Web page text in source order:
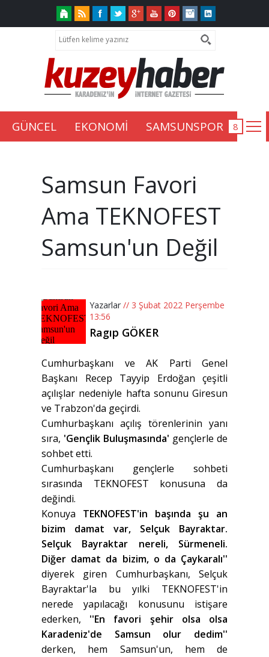
GÜNCEL EKONOMİ SAMSUNSPOR
Samsun Favori
Ama TEKNOFEST
Samsun'un Değil
Yazarlar // 3 Şubat 2022 Perşembe
13:56
Ragıp GÖKER
Cumhurbaşkanı ve AK Parti Genel
Başkanı Recep Tayyip Erdoğan çeşitli
açılışlar nedeniyle hafta sonunu Giresun
ve Trabzon'da geçirdi.
Cumhurbaşkanı açılış törenlerinin yanı
sıra, 'Gençlik Buluşmasında' gençlerle de
sohbet etti.
Cumhurbaşkanı gençlerle sohbeti
sırasında TEKNOFEST konusuna da
değindi.
Konuya TEKNOFEST'in başında şu an
bizim damat var, Selçuk Bayraktar.
Selçuk Bayraktar nereli, Sürmeneli.
Diğer damat da bizim, o da Çaykaralı''
diyerek giren Cumhurbaşkanı, Selçuk
Bayraktar'la bu yılki TEKNOFEST'in
nerede yapılacağı konusunu istişare
ederken, ''En favori şehir olsa olsa
Karadeniz'de Samsun olur dedim''
derken, hem Samsun'un, hem de